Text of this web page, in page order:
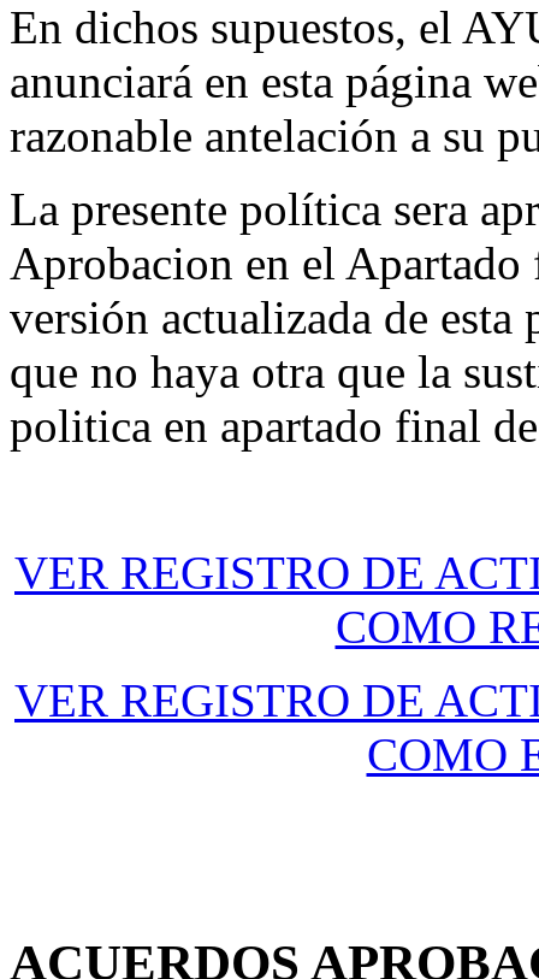
En dichos supuestos, el
anunciará en esta página
razonable antelación a su
La presente política sera
Aprobacion en el
versión actualizada de
que no haya otra que la
politica en apartado final
VER REGISTRO DE
COMO
VER REGISTRO DE
COMO
ACUERDOS